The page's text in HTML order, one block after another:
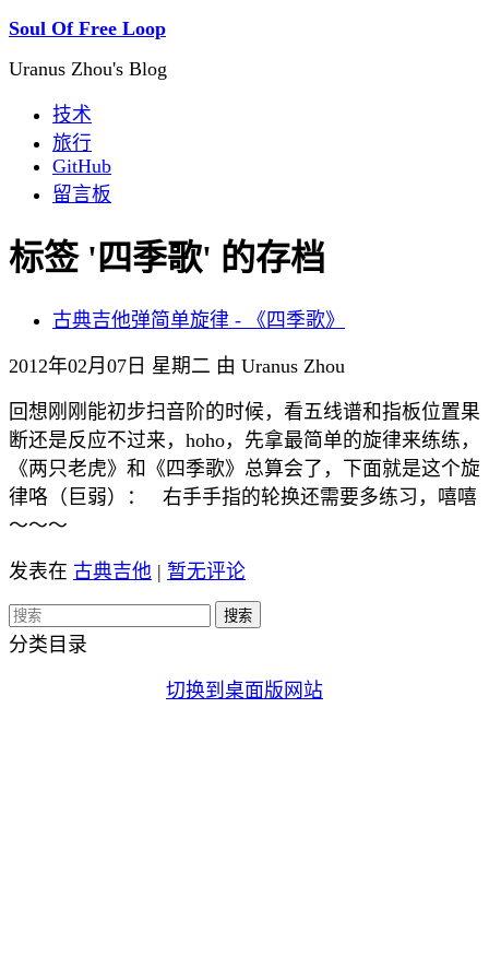
Soul Of Free Loop
Uranus Zhou's Blog
技术
旅行
GitHub
留言板
标签 '四季歌' 的存档
古典吉他弹简单旋律 - 《四季歌》
2012年02月07日 星期二 由 Uranus Zhou
回想刚刚能初步扫音阶的时候，看五线谱和指板位置果
断还是反应不过来，hoho，先拿最简单的旋律来练练，
《两只老虎》和《四季歌》总算会了，下面就是这个旋
律咯（巨弱）： 右手手指的轮换还需要多练习，嘻嘻
～～～
发表在 古典吉他 | 暂无评论
分类目录
切换到桌面版网站